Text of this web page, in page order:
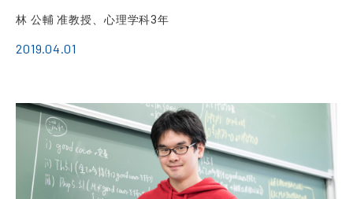
林 公輔 准教授、心理学科3年
2019.04.01